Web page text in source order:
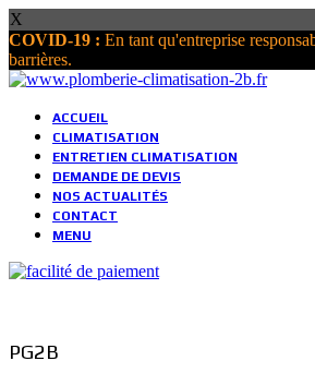
X
COVID-19 : En tant qu'entreprise
barrières.
ACCUEIL
CLIMATISATION
ENTRETIEN CLIMATISATION
DEMANDE DE DEVIS
NOS ACTUALITÉS
CONTACT
MENU
PG2B